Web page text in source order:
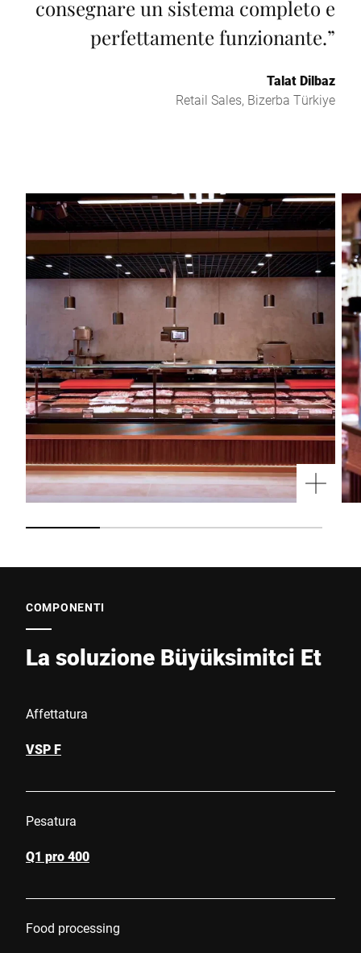
consegnare un sistema completo e
perfettamente funzionante.”
Talat Dilbaz
Retail Sales, Bizerba Türkiye
COMPONENTI
La soluzione Büyüksimitci Et
Affettatura
VSP F
Pesatura
Q1 pro 400
Food processing